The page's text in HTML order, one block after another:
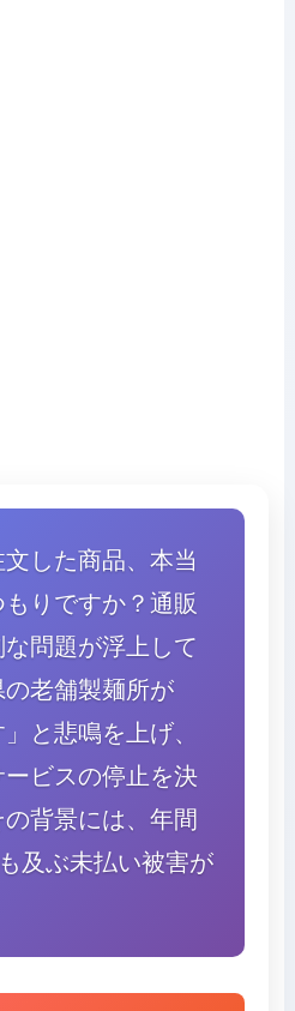
した商品、本当
りですか？通販
問題が浮上して
老舗製麺所が
と悲鳴を上げ、
ビスの停止を決
背景には、年間
及ぶ未払い被害が